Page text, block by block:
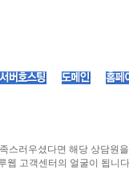
스러우셨다면 해당 상담원
웹 고객센터의 얼굴이 됩니